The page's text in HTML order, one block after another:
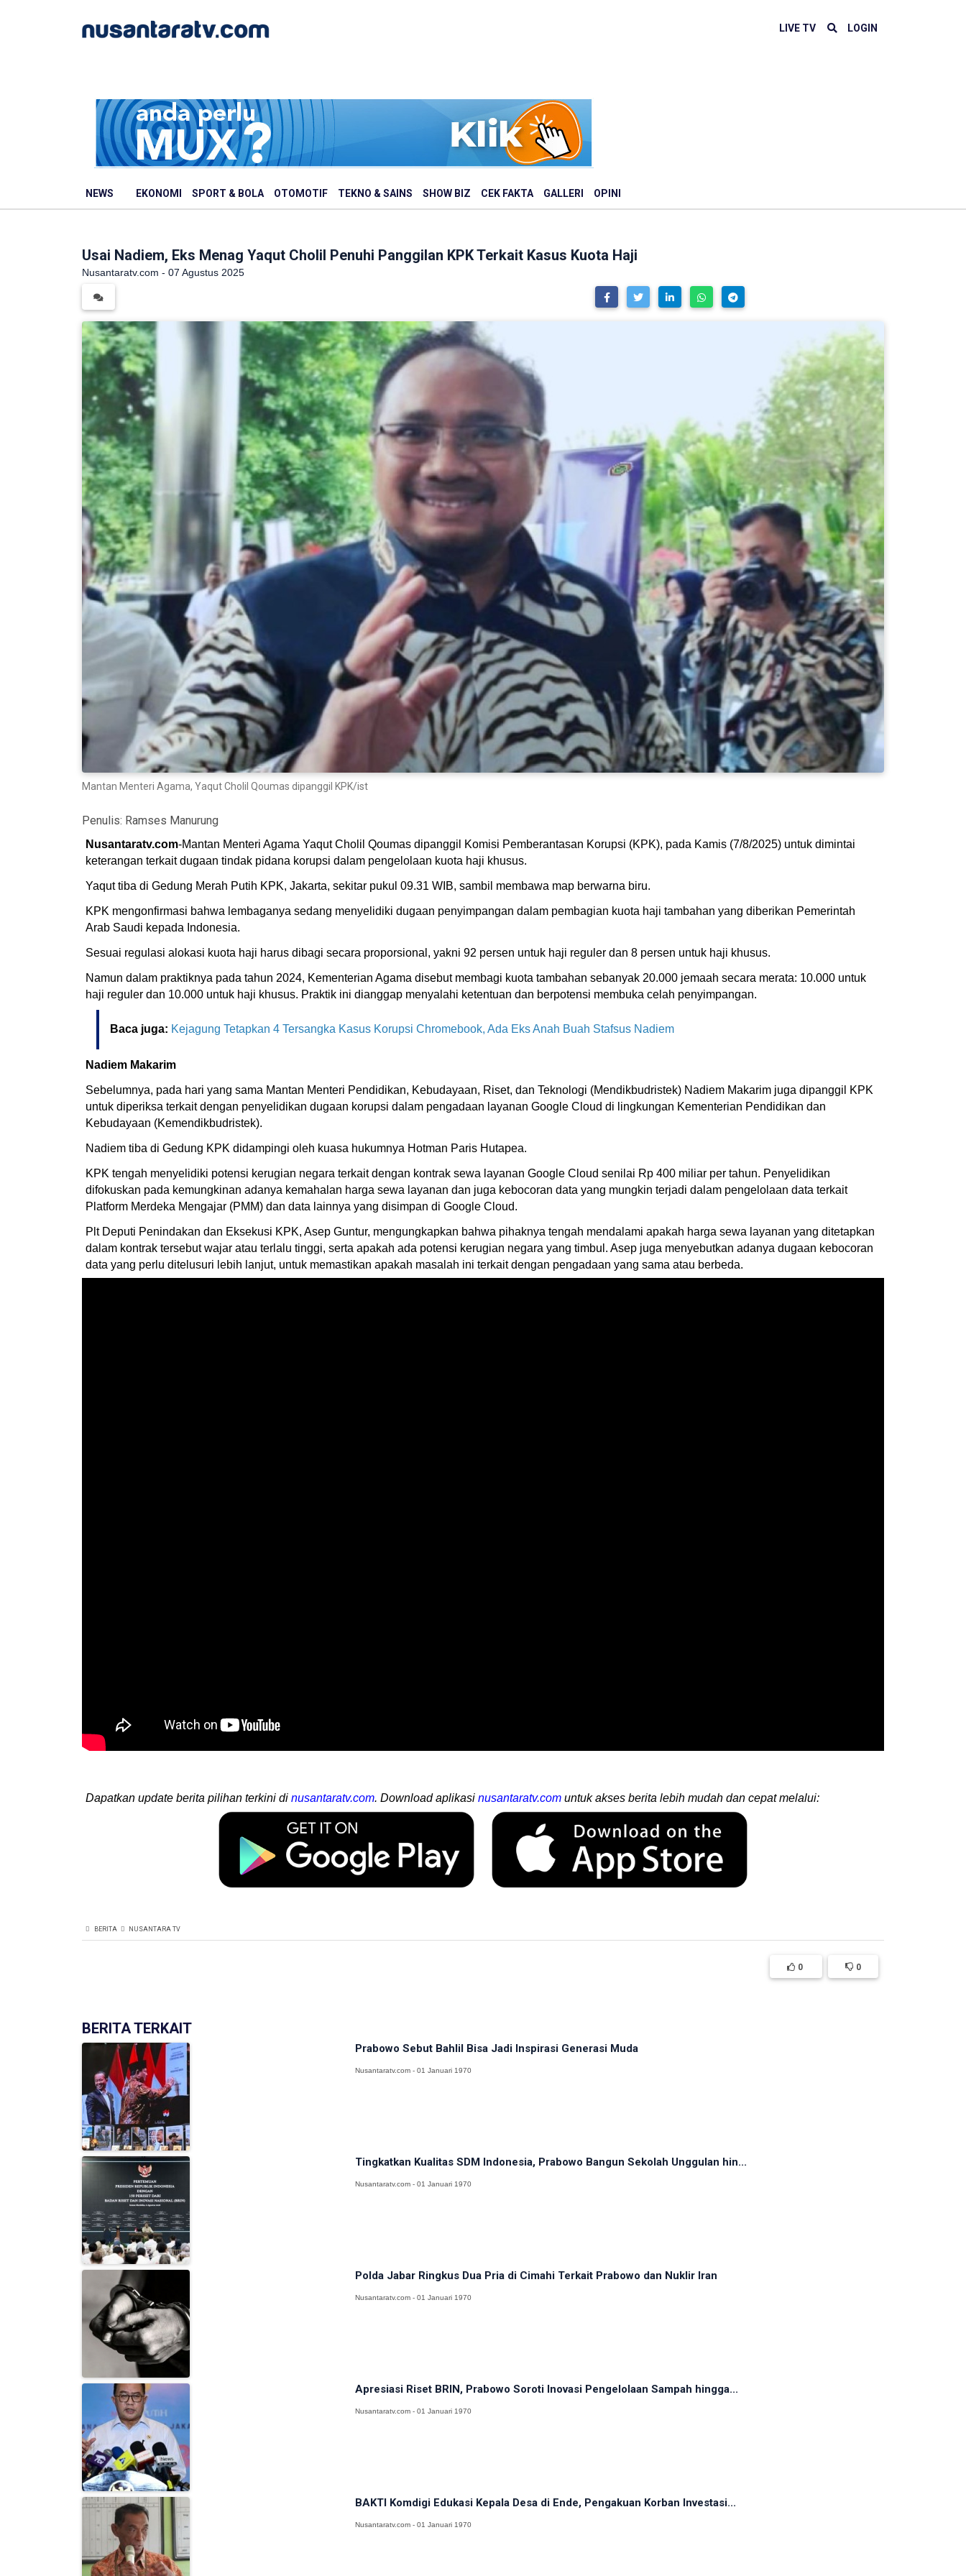
LIVE TV LOGIN
NEWS EKONOMI SPORT & BOLA OTOMOTIF TEKNO & SAINS SHOW BIZ CEK FAKTA GALLERI OPINI
Usai Nadiem, Eks Menag Yaqut Cholil Penuhi Panggilan KPK Terkait Kasus Kuota Haji
Nusantaratv.com - 07 Agustus 2025
Mantan Menteri Agama, Yaqut Cholil Qoumas dipanggil KPK/ist
Penulis: Ramses Manurung
Nusantaratv.com-Mantan Menteri Agama Yaqut Cholil Qoumas dipanggil Komisi Pemberantasan Korupsi (KPK), pada Kamis (7/8/2025) untuk dimintai
keterangan terkait dugaan tindak pidana korupsi dalam pengelolaan kuota haji khusus.
Yaqut tiba di Gedung Merah Putih KPK, Jakarta, sekitar pukul 09.31 WIB, sambil membawa map berwarna biru.
KPK mengonfirmasi bahwa lembaganya sedang menyelidiki dugaan penyimpangan dalam pembagian kuota haji tambahan yang diberikan Pemerintah
Arab Saudi kepada Indonesia.
Sesuai regulasi alokasi kuota haji harus dibagi secara proporsional, yakni 92 persen untuk haji reguler dan 8 persen untuk haji khusus.
Namun dalam praktiknya pada tahun 2024, Kementerian Agama disebut membagi kuota tambahan sebanyak 20.000 jemaah secara merata: 10.000 untuk
haji reguler dan 10.000 untuk haji khusus. Praktik ini dianggap menyalahi ketentuan dan berpotensi membuka celah penyimpangan.
Baca juga: Kejagung Tetapkan 4 Tersangka Kasus Korupsi Chromebook, Ada Eks Anah Buah Stafsus Nadiem
Nadiem Makarim
Sebelumnya, pada hari yang sama Mantan Menteri Pendidikan, Kebudayaan, Riset, dan Teknologi (Mendikbudristek) Nadiem Makarim juga dipanggil KPK
untuk diperiksa terkait dengan penyelidikan dugaan korupsi dalam pengadaan layanan Google Cloud di lingkungan Kementerian Pendidikan dan
Kebudayaan (Kemendikbudristek).
Nadiem tiba di Gedung KPK didampingi oleh kuasa hukumnya Hotman Paris Hutapea.
KPK tengah menyelidiki potensi kerugian negara terkait dengan kontrak sewa layanan Google Cloud senilai Rp 400 miliar per tahun. Penyelidikan
difokuskan pada kemungkinan adanya kemahalan harga sewa layanan dan juga kebocoran data yang mungkin terjadi dalam pengelolaan data terkait
Platform Merdeka Mengajar (PMM) dan data lainnya yang disimpan di Google Cloud.
Plt Deputi Penindakan dan Eksekusi KPK, Asep Guntur, mengungkapkan bahwa pihaknya tengah mendalami apakah harga sewa layanan yang ditetapkan
dalam kontrak tersebut wajar atau terlalu tinggi, serta apakah ada potensi kerugian negara yang timbul. Asep juga menyebutkan adanya dugaan kebocoran
data yang perlu ditelusuri lebih lanjut, untuk memastikan apakah masalah ini terkait dengan pengadaan yang sama atau berbeda.
Dapatkan update berita pilihan terkini di nusantaratv.com. Download aplikasi nusantaratv.com untuk akses berita lebih mudah dan cepat melalui:
BERITA NUSANTARA TV
0 0
BERITA TERKAIT
Prabowo Sebut Bahlil Bisa Jadi Inspirasi Generasi Muda
Nusantaratv.com - 01 Januari 1970
Tingkatkan Kualitas SDM Indonesia, Prabowo Bangun Sekolah Unggulan hin...
Nusantaratv.com - 01 Januari 1970
Polda Jabar Ringkus Dua Pria di Cimahi Terkait Prabowo dan Nuklir Iran
Nusantaratv.com - 01 Januari 1970
Apresiasi Riset BRIN, Prabowo Soroti Inovasi Pengelolaan Sampah hingga...
Nusantaratv.com - 01 Januari 1970
BAKTI Komdigi Edukasi Kepala Desa di Ende, Pengakuan Korban Investasi...
Nusantaratv.com - 01 Januari 1970